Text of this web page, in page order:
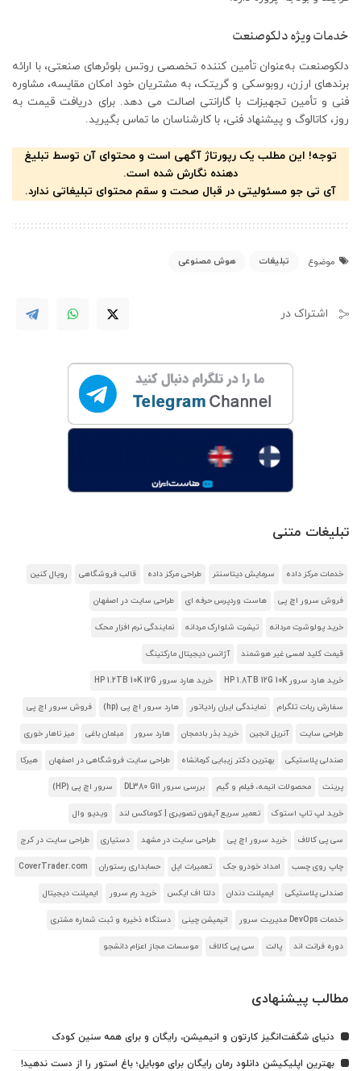
خدمات ویژه دلکوصنعت
دلکوصنعت به‌عنوان تأمین‌ کننده تخصصی روتس بلوئرهای صنعتی، با ارائه
برندهای ارزن، روبوسکی و گریتک، به مشتریان خود امکان مقایسه، مشاوره
فنی و تأمین تجهیزات با گارانتی اصالت می‌ دهد. برای دریافت قیمت به‌
روز، کاتالوگ و پیشنهاد فنی، با کارشناسان ما تماس بگیرید.
توجه! این مطلب یک رپورتاژ آگهی است و محتوای آن توسط تبلیغ
دهنده نگارش شده است.
آی تی جو مسئولیتی در قبال صحت و سقم محتوای تبلیغاتی ندارد.
موضوع تبلیغات هوش مصنوعی
اشتراک در
تبلیغات متنی
خدمات مرکز داده سرمایش دیتاسنتر طراحی مرکز داده قالب فروشگاهی رویال کنین
فروش سرور اچ پی هاست وردپرس حرفه ای طراحی سایت در اصفهان
خرید پولوشرت مردانه تیشرت شلوارک مردانه نمایندگی نرم افزار محک
قیمت کلید لمسی غیر هوشمند آژانس دیجیتال مارکتینگ
خرید هارد سرور HP 1.8TB 12G 10K خرید هارد سرور HP 1.2TB 10K 12G
سفارش ربات تلگرام نمایندگی ایران رادیاتور هارد سرور اچ پی (hp) فروش سرور اچ پی
طراحی سایت آنریل انجین خرید بذر بادمجان هارد سرور مبلمان باغی میز ناهار خوری
صندلی پلاستیکی بهترین دکتر زیبایی کرمانشاه طراحی سایت فروشگاهی در اصفهان هیرکا
پرینت محصولات انیمه، فیلم و گیم بررسی سرور DL380 G11 سرور اچ پی (HP)
خرید لپ تاپ استوک تعمیر سریع آیفون تصویری | کوماکس لند ویدیو وال
سی پی کالاف خرید سرور اچ پی طراحی سایت در مشهد دستیاری طراحی سایت در کرج
چاپ روی چسب امداد خودرو جک تعمیرات اپل حسابداری رستوران CoverTrader.com
صندلی پلاستیکی ایمپلنت دندان دلتا اف ایکس خرید رم سرور ایمپلنت دیجیتال
خدمات DevOps مدیریت سرور انیمیشن چینی دستگاه ذخیره و ثبت شماره مشتری
دوره فرانت اند پالت سی پی کالاف موسسات مجاز اعزام دانشجو
مطالب پیشنهادی
دنیای شگفت‌انگیز کارتون و انیمیشن، رایگان و برای همه سنین کودک
بهترین اپلیکیشن دانلود رمان رایگان برای موبایل؛ باغ استور را از دست ندهید!